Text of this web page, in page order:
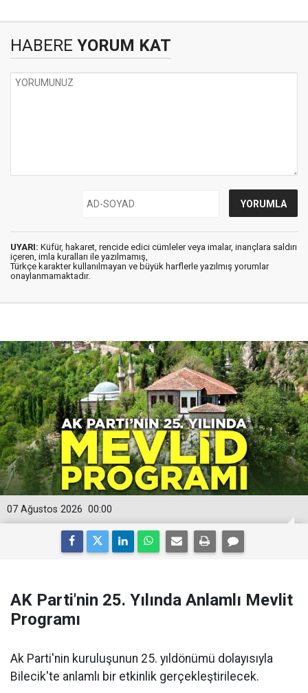
HABERE YORUM KAT
UYARI: Küfür, hakaret, rencide edici cümleler veya imalar, inançlara saldırı
içeren, imla kuralları ile yazılmamış,
Türkçe karakter kullanılmayan ve büyük harflerle yazılmış yorumlar
onaylanmamaktadır.
00:00
07 Ağustos 2026
AK Parti'nin 25. Yılında Anlamlı Mevlit
Programı
Ak Parti'nin kuruluşunun 25. yıldönümü dolayısıyla
Bilecik'te anlamlı bir etkinlik gerçekleştirilecek.